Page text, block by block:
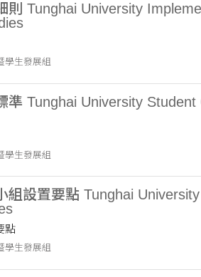
則 Tunghai University
學生發展組
準 Tunghai University
學生發展組
組設置要點 Tunghai
點
學生發展組